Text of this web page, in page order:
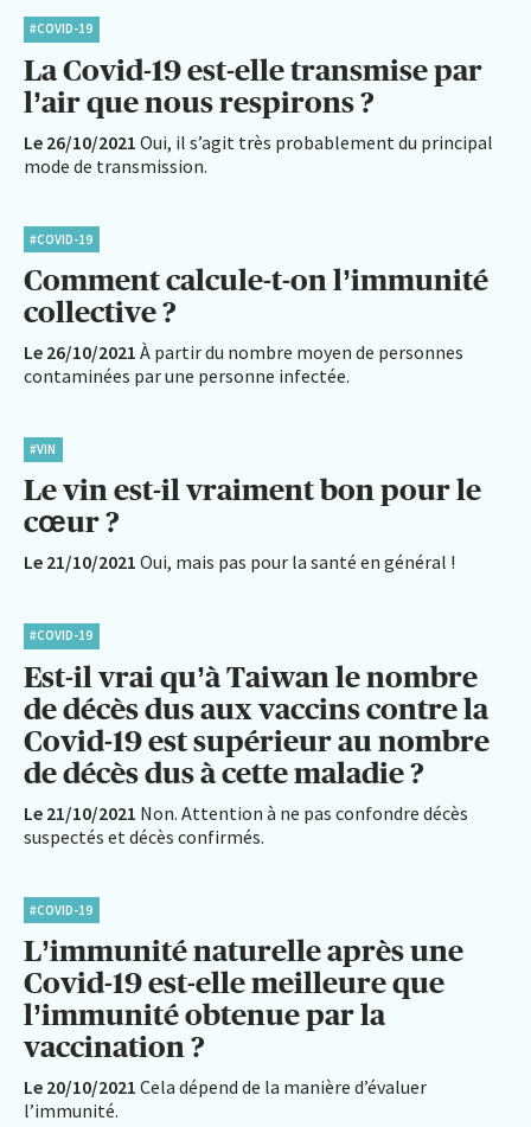
#COVID-19
La Covid-19 est-elle transmise par
l’air que nous respirons ?
Le 26/10/2021 Oui, il s’agit très probablement du principal
mode de transmission.
#COVID-19
Comment calcule-t-on l’immunité
collective ?
Le 26/10/2021 À partir du nombre moyen de personnes
contaminées par une personne infectée.
#VIN
Le vin est-il vraiment bon pour le
cœur ?
Le 21/10/2021 Oui, mais pas pour la santé en général !
#COVID-19
Est-il vrai qu’à Taiwan le nombre
de décès dus aux vaccins contre la
Covid-19 est supérieur au nombre
de décès dus à cette maladie ?
Le 21/10/2021 Non. Attention à ne pas confondre décès
suspectés et décès confirmés.
#COVID-19
L’immunité naturelle après une
Covid-19 est-elle meilleure que
l’immunité obtenue par la
vaccination ?
Le 20/10/2021 Cela dépend de la manière d’évaluer
l’immunité.